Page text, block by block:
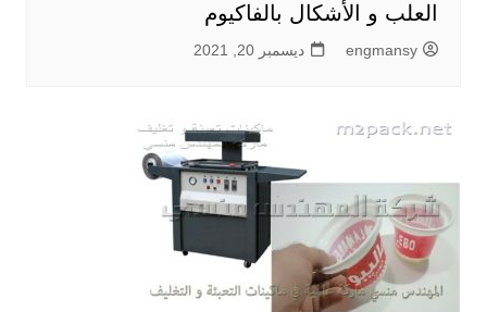
العلب و الأشكال بالفاكيوم
engmansy ديسمبر 20, 2021